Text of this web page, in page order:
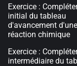
Exercice :
initial du tableau
d'avancement d'une
réaction chimique
Exercice :
intermédiaire du